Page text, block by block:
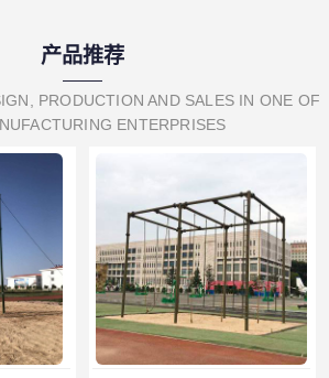
产品推荐
PRODUCTION AND SALES IN ONE OF
ENTERPRISES